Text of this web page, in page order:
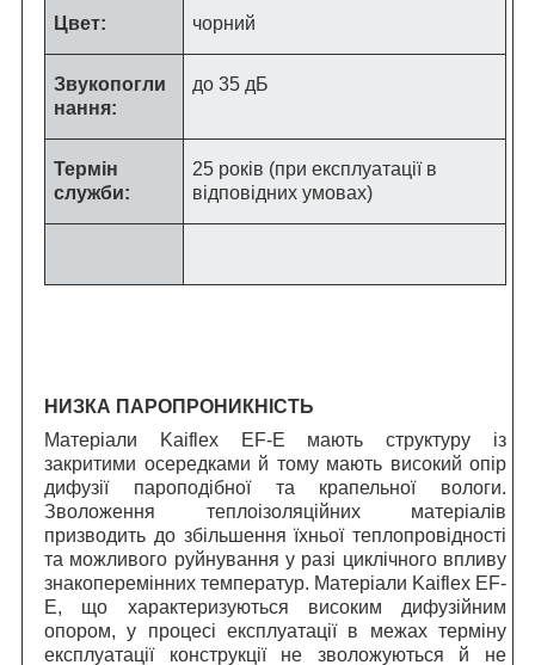
Цвет: чорний
Звукопогли
нання:
до 35 дБ
Термін
служби:
25 років (при експлуатації в
відповідних умовах)
НИЗКА ПАРОПРОНИКНІСТЬ
Матеріали Kaiflex EF-E мають структуру із
закритими осередками й тому мають високий опір
дифузії пароподібної та крапельної вологи.
Зволоження теплоізоляційних матеріалів
призводить до збільшення їхньої теплопровідності
та можливого руйнування у разі циклічного впливу
знакоперемінних температур. Матеріали Kaiflex EF-
E, що характеризуються високим дифузійним
опором, у процесі експлуатації в межах терміну
експлуатації конструкції не зволожуються й не